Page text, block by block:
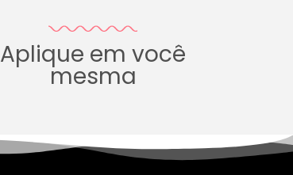
Aplique em você
mesma